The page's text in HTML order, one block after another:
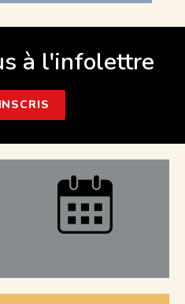
à l'infolettre